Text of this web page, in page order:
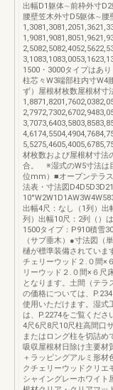
出幅D1躯体∼前枠外寸
腰壁笠木外寸D5躯体∼腰
1500・3000タイプはあ
柱芯々W3端部柱内寸W4
ず）屋根材枚数屋根材寸
材枚数および屋根材寸法
合。 ※湿式のW5寸法は
位mm）■オープンテラ
法表・寸法図
出幅4尺：なし（1列）出
列）出幅10尺：2列（）
1500タイプ：P910積雪
（サブ垂木）●寸法図（
樋が標準装備されていま
チェリーウッド２.０間×
リーウッド２.０間×６尺
となります。土間（テラ
の価格については、
使用いただけます。湿式
は、P.2274をご覧くださ
4尺6尺8尺10尺柱高間口
またはロング柱を切詰め
吸収屋根材日除け主要
＋ラッピングアルミ形
クチェリーウッドクリエ
シャイングレーホワイ